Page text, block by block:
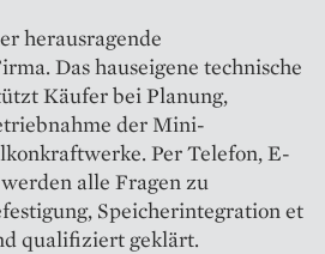
herausragende
Das hauseigene technische
Käufer bei Planung,
der Mini-
Per Telefon, E-
alle Fragen zu
Speicherintegration et
qualifiziert geklärt.